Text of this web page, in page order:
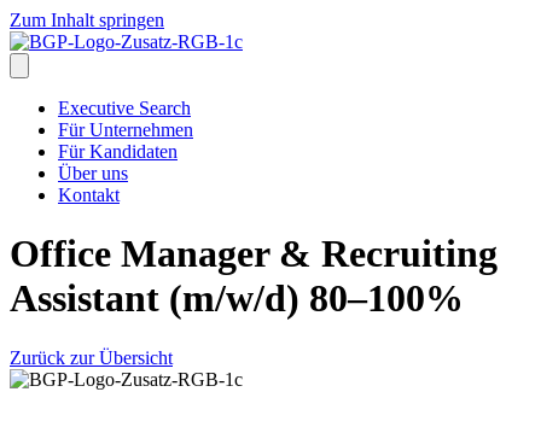
Zum Inhalt springen
Executive Search
Für Unternehmen
Für Kandidaten
Über uns
Kontakt
Office Manager & Recruiting
Assistant (m/w/d) 80–100%
Zurück zur Übersicht